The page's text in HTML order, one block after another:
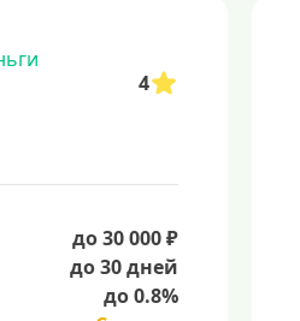
4
до 30 000 ₽
до 30 дней
до 0.8%